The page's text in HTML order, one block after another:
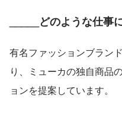
_____どのような仕事
有名ファッションブラン
り、ミューカの独自商品
ョンを提案しています。